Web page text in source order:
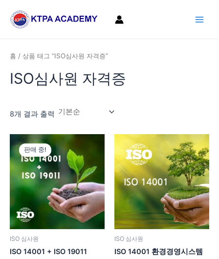
홈 / 상품 태그 “ISO심사원 자격증”
ISO심사원 자격증
8개 결과 출력
판매 중!
ISO 심사원
ISO 14001 + ISO 19011
래
가
격:
1,160,000
원.
가
격:
660,000
원.
ISO 심사원
ISO 14001 환경경영시스템